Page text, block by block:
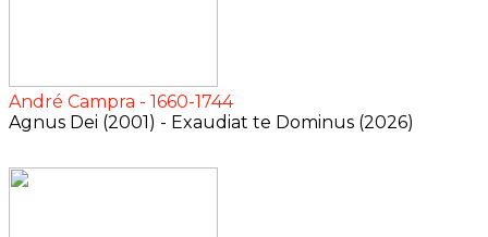
André Campra - 1660-1744
Agnus Dei (2001) - Exaudiat te Dominus (2026)